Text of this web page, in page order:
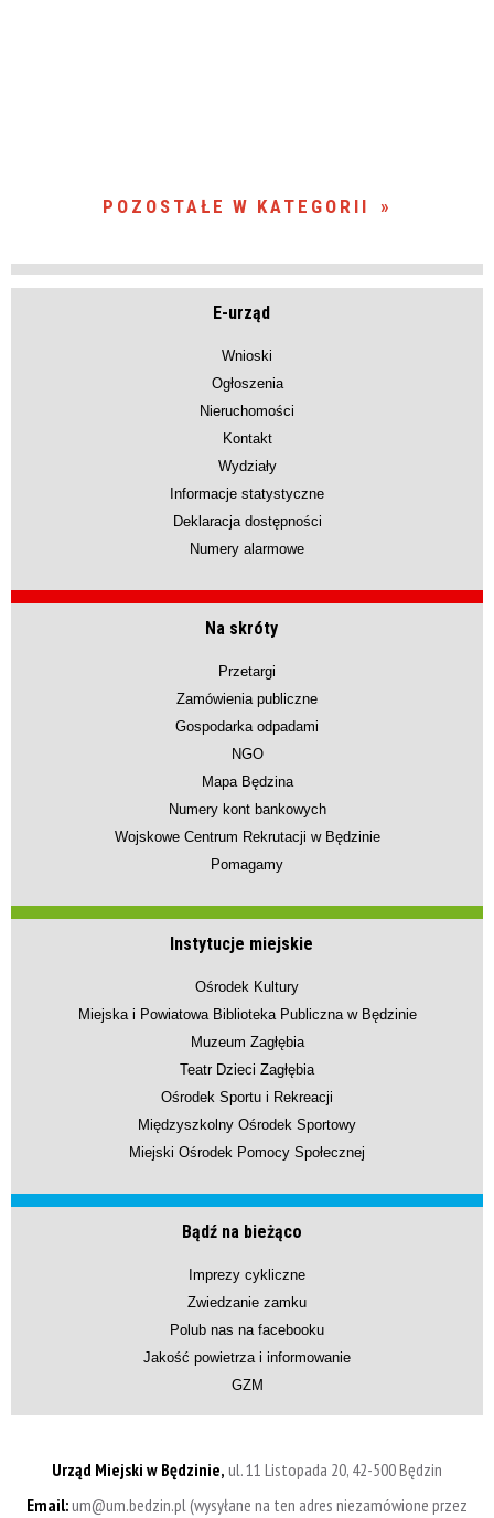
POZOSTAŁE W KATEGORII
E-urząd
Wnioski
Ogłoszenia
Nieruchomości
Kontakt
Wydziały
Informacje statystyczne
Deklaracja dostępności
Numery alarmowe
Na skróty
Przetargi
Zamówienia publiczne
Gospodarka odpadami
NGO
Mapa Będzina
Numery kont bankowych
Wojskowe Centrum Rekrutacji w Będzinie
Pomagamy
Instytucje miejskie
Ośrodek Kultury
Miejska i Powiatowa Biblioteka Publiczna w Będzinie
Muzeum Zagłębia
Teatr Dzieci Zagłębia
Ośrodek Sportu i Rekreacji
Międzyszkolny Ośrodek Sportowy
Miejski Ośrodek Pomocy Społecznej
Bądź na bieżąco
Imprezy cykliczne
Zwiedzanie zamku
Polub nas na facebooku
Jakość powietrza i informowanie
GZM
Urząd Miejski w Będzinie, ul. 11 Listopada 20, 42-500 Będzin
Email:um@um.bedzin.pl (wysyłane na ten adres niezamówione przez